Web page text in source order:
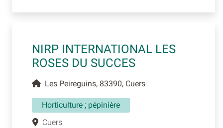
NIRP INTERNATIONAL LES
ROSES DU SUCCES
Les Peireguins, 83390, Cuers
Horticulture ; pépinière
Cuers